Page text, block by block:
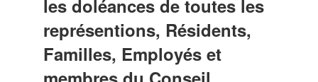
les doléances de toutes les
représentions, Résidents,
Familles, Employés et